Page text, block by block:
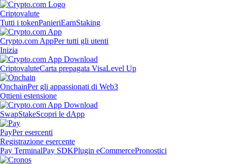
Criptovalute
Tutti i tokenPanieriEarnStaking
Crypto.com AppPer tutti gli utenti
Inizia
CriptovaluteCarta prepagata VisaLevel Up
OnchainPer gli appassionati di Web3
Ottieni estensione
SwapStakeScopri le dApp
PayPer esercenti
Registrazione esercente
Pay TerminalPay SDKPlugin eCommercePronostici